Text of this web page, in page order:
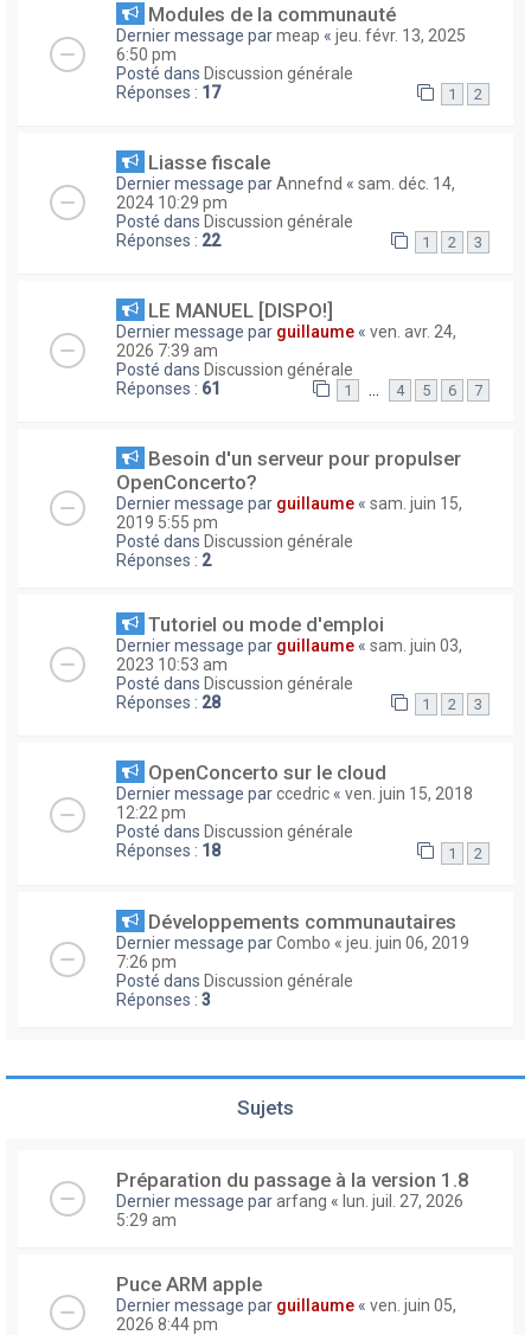
Modules de la communauté
Dernier message parmeap « jeu. févr. 13, 2025
6:50 pm
Posté dans Discussion générale
Réponses : 17 1 2
Liasse fiscale
Dernier message parAnnefnd « sam. déc. 14,
2024 10:29 pm
Posté dans Discussion générale
Réponses : 22 1 2 3
LE MANUEL [DISPO!]
Dernier message par guillaume « ven. avr. 24,
2026 7:39 am
Posté dans Discussion générale
Réponses : 61 1 … 4 5 6 7
Besoin d'un serveur pour propulser
OpenConcerto?
Dernier message par guillaume « sam. juin 15,
2019 5:55 pm
Posté dans Discussion générale
Réponses : 2
Tutoriel ou mode d'emploi
Dernier message par guillaume « sam. juin 03,
2023 10:53 am
Posté dans Discussion générale
Réponses : 28 1 2 3
OpenConcerto sur le cloud
Dernier message parccedric « ven. juin 15, 2018
12:22 pm
Posté dans Discussion générale
Réponses : 18 1 2
Développements communautaires
Dernier message parCombo « jeu. juin 06, 2019
7:26 pm
Posté dans Discussion générale
Réponses : 3
Sujets
Préparation du passage à la version 1.8
Dernier message pararfang « lun. juil. 27, 2026
5:29 am
Puce ARM apple
Dernier message par guillaume « ven. juin 05,
2026 8:44 pm